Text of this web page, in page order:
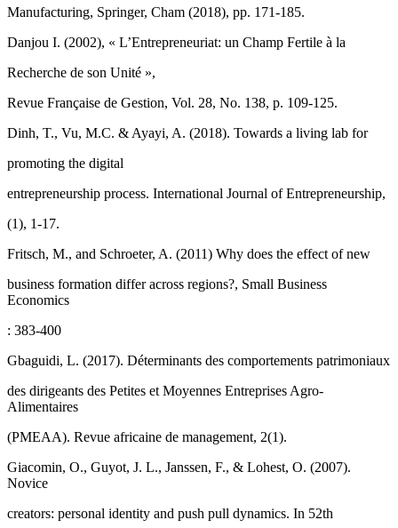
Manufacturing, Springer, Cham (2018), pp. 171-185.
Danjou I. (2002), « L’Entrepreneuriat: un Champ Fertile à la
Recherche de son Unité »,
Revue Française de Gestion, Vol. 28, No. 138, p. 109-125.
Dinh, T., Vu, M.C. & Ayayi, A. (2018). Towards a living lab for
promoting the digital
entrepreneurship process. International Journal of Entrepreneurship,
(1), 1-17.
Fritsch, M., and Schroeter, A. (2011) Why does the effect of new
business formation differ across regions?, Small Business
Economics
: 383-400
Gbaguidi, L. (2017). Déterminants des comportements patrimoniaux
des dirigeants des Petites et Moyennes Entreprises Agro-
Alimentaires
(PMEAA). Revue africaine de management, 2(1).
Giacomin, O., Guyot, J. L., Janssen, F., & Lohest, O. (2007).
Novice
creators: personal identity and push pull dynamics. In 52th